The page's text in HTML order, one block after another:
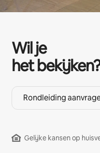
Wil je
het
Rondleiding
Gelijke kansen op